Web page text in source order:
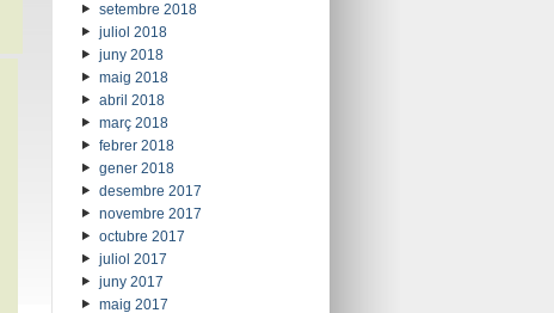
setembre 2018
juliol 2018
juny 2018
maig 2018
abril 2018
març 2018
febrer 2018
gener 2018
desembre 2017
novembre 2017
octubre 2017
juliol 2017
juny 2017
maig 2017